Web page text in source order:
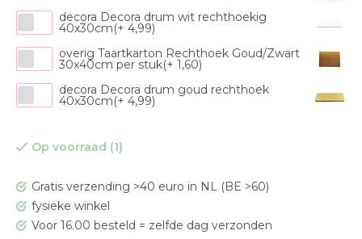
decora Decora drum wit rechthoekig
40x30cm(+ 4,99)
overig Taartkarton Rechthoek Goud/Zwart
30x40cm per stuk(+ 1,60)
decora Decora drum goud rechthoek
40x30cm(+ 4,99)
Op voorraad (1)
Gratis verzending >40 euro in NL (BE >60)
fysieke winkel
Voor 16.00 besteld = zelfde dag verzonden